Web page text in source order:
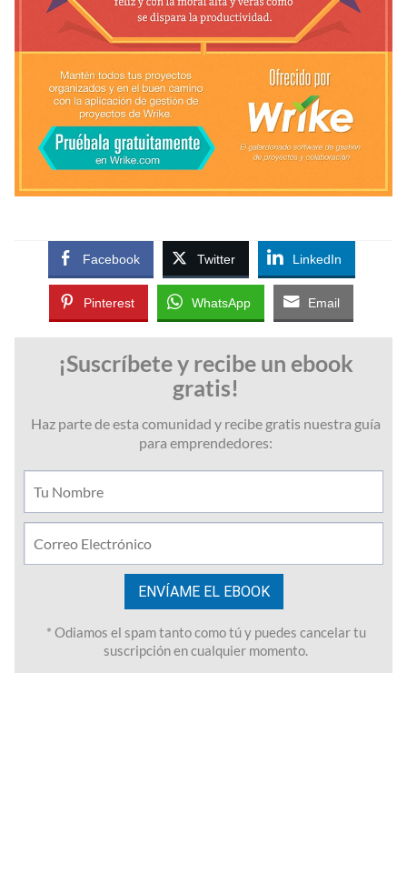
Facebook Twitter LinkedIn
Pinterest WhatsApp Email